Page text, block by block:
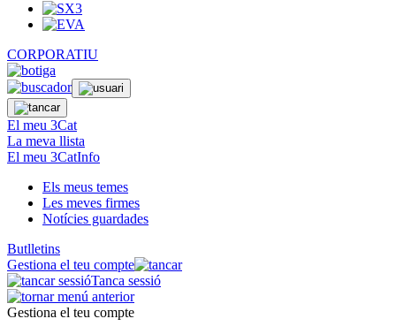
CORPORATIU
El meu 3Cat
La meva llista
El meu 3CatInfo
Els meus temes
Les meves firmes
Notícies guardades
Butlletins
Gestiona el teu compte
Tanca sessió
Gestiona el teu compte